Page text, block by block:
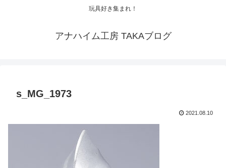
玩具好き集まれ！
アナハイム工房 TAKAブログ
s_MG_1973
2021.08.10